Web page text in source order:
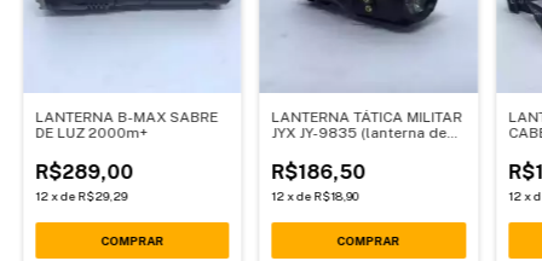
LANTERNA B-MAX SABRE
DE LUZ 2000m+
R$289,00
12xdeR$29,29
LANTERNA TÁTICA MILITAR
JYX JY-9835 (lanterna de
R$186,50
12 xdeR$18,90 12x